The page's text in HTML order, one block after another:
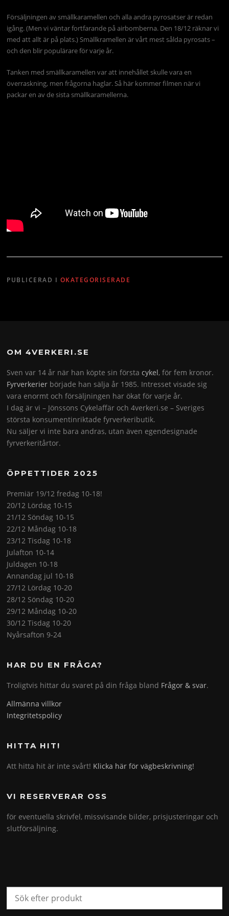
Försäljningen av smällkaramellen och alla andra pyrosatser är redan
igång. (Men vi väntar fortfarande på airbomberna. Den 18/12 räknar vi
med att allt är på plats.) Smällkramellen är vårt mest sålda pyrosats –
och den blir populärare för varje år.
Tanken med smällkaramellen var att innehållet skulle vara en
överraskning, men frågorna haglar. Så här kommer filmen när vi
packar en av de sista smällkaramellerna.
PUBLICERAD I OKATEGORISERADE
OM 4VERKERI.SE
Sven var 14 år när han köpte sin förstacykel, för fem kronor.
Fyrverkerier började han sälja år 1985. Intresset visade sig
vara enormt och försäljningen har ökat för varje år.
I dag är vi – Jönssons Cykelaffär och 4verkeri.se – Sveriges
största konsumentinriktade fyrverkeributik.
Nu säljer vi inte bara andras, utan även egendesignade
fyrverkeritårtor.
ÖPPETTIDER 2025
Premiär 19/12 fredag 10-18!
20/12 Lördag 10-15
21/12 Söndag 10-15
22/12 Måndag 10-18
23/12 Tisdag 10-18
Julafton 10-14
Juldagen 10-18
Annandag jul 10-18
27/12 Lördag 10-20
28/12 Söndag 10-20
29/12 Måndag 10-20
30/12 Tisdag 10-20
Nyårsafton 9-24
HAR DU EN FRÅGA?
Troligtvis hittar du svaret på din fråga bland Frågor & svar.
Allmänna villkor
Integritetspolicy
HITTA HIT!
Att hitta hit är inte svårt! Klicka här för vägbeskrivning!
VI RESERVERAR OSS
för eventuella skrivfel, missvisande bilder, prisjusteringar och
slutförsäljning.